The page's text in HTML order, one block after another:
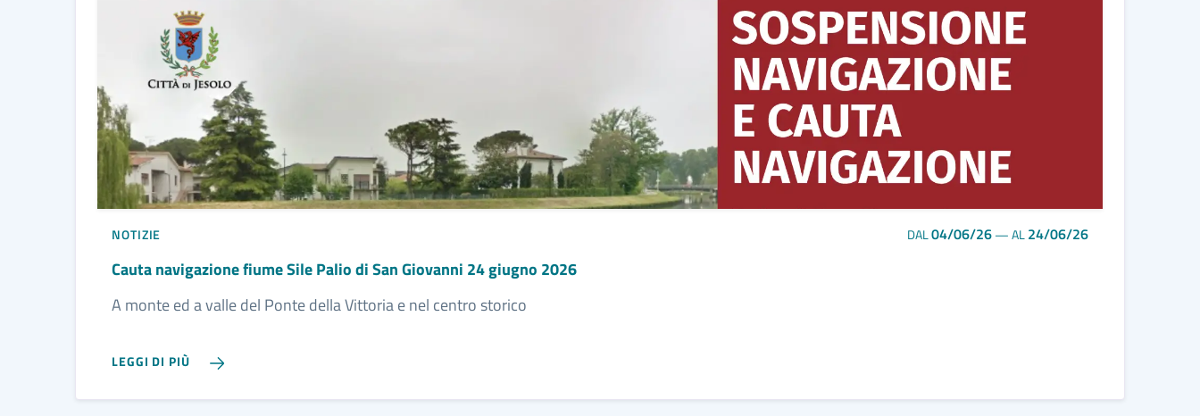
NOTIZIE DAL04/06/26—AL24/06/26
Cauta navigazione fiume Sile Palio di San Giovanni 24 giugno 2026
A monte ed a valle del Ponte della Vittoria e nel centro storico
LEGGI DI PIÙ